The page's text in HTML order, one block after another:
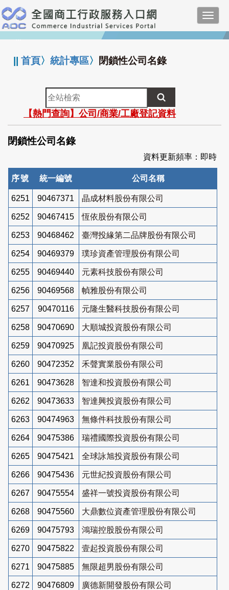
跳
到
主
要
:::
||首頁〉統計專區〉 閉鎖性公司名錄
全
站
檢
索
【熱門查詢】公司/商業/工廠登記資料
閉鎖性公司名錄
資料更新頻率：即時
序號 統一編號 公司名稱
6251 90467371 晶成材料股份有限公司
6252 90467415 恆依股份有限公司
6253 90468462 臺灣投緣第二品牌股份有限公司
6254 90469379 璞珍資產管理股份有限公司
6255 90469440 元素科技股份有限公司
6256 90469568 幀雅股份有限公司
6257 90470116 元隆生醫科技股份有限公司
6258 90470690 大順城投資股份有限公司
6259 90470925 凰記投資股份有限公司
6260 90472352 禾聲實業股份有限公司
6261 90473628 智達和投資股份有限公司
6262 90473633 智達興投資股份有限公司
6263 90474963 無條件科技股份有限公司
6264 90475386 瑞禮國際投資股份有限公司
6265 90475421 全球詠旭投資股份有限公司
6266 90475436 元世紀投資股份有限公司
6267 90475554 盛祥一號投資股份有限公司
6268 90475560 大鼎數位資產管理股份有限公司
6269 90475793 鴻瑞控股股份有限公司
6270 90475822 壹起投資股份有限公司
6271 90475885 無限超男股份有限公司
6272 90476809 廣德新開發股份有限公司